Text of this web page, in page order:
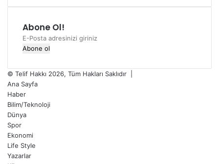
Abone Ol!
© Telif Hakkı 2026, Tüm Hakları Saklıdır |
Ana Sayfa
Haber
Bilim/Teknoloji
Dünya
Spor
Ekonomi
Life Style
Yazarlar